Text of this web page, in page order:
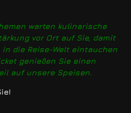
warten kulinarische
vor Ort auf Sie, damit
die Reise-Welt eintauchen
genießen Sie einen
auf unsere Speisen.